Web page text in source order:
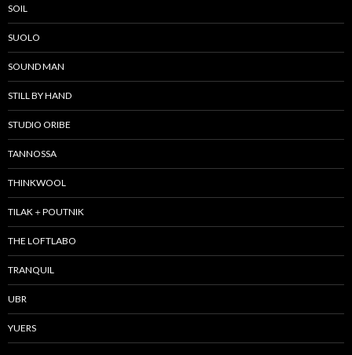
SOIL
SUOLO
SOUND MAN
STILL BY HAND
STUDIO ORIBE
TANNOSSA
THINKWOOL
TILAK＋POUTNIK
THE LOFTLABO
TRANQUIL
UBR
YUERS